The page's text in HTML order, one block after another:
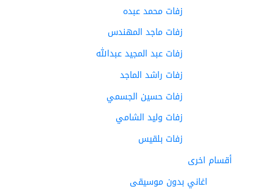
زفات محمد عبده
زفات ماجد المهندس
زفات عبد المجيد عبدالله
زفات راشد الماجد
زفات حسين الجسمي
زفات وليد الشامي
زفات بلقيس
أقسام اخرى
اغاني بدون موسيقى